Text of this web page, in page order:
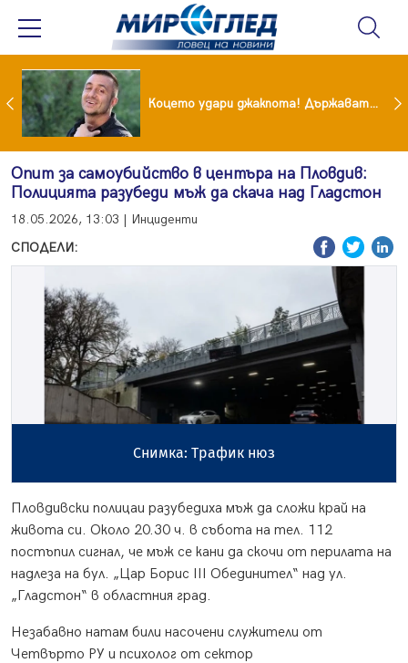
Тишина преди бурята! Защо Саня Армутлиева продължава да мълчи за раздялата с Дара? Коцето удари джакпота! Държавата му плаща 95 000 евро
Опит за самоубийство в центъра на Пловдив:
Полицията разубеди мъж да скача над Гладстон
18.05.2026, 13:03 | Инциденти
СПОДЕЛИ:
Снимка: Трафик нюз
Пловдивски полицаи разубедиха мъж да сложи край на
живота си. Около 20.30 ч. в събота на тел. 112
постъпил сигнал, че мъж се кани да скочи от перилата на
надлеза на бул. „Цар Борис III Обединител“ над ул.
„Гладстон“ в областния град.
Незабавно натам били насочени служители от
Четвърто РУ и психолог от сектор